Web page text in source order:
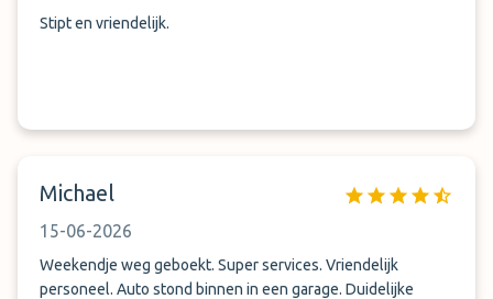
Stipt en vriendelijk.
Michael
15-06-2026
Weekendje weg geboekt. Super services. Vriendelijk
personeel. Auto stond binnen in een garage. Duidelijke